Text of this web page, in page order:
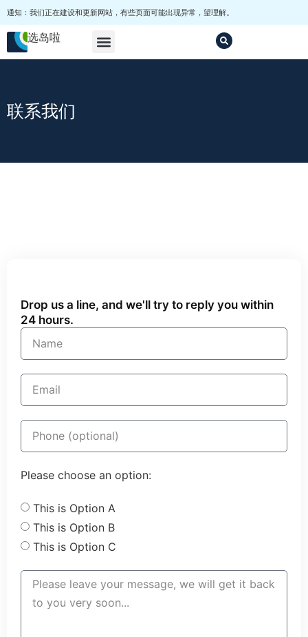
通知：我们正在建设和更新网站，有些页面可能出现异常，望理解。
选岛啦
联系我们
Drop us a line, and we'll try to reply you within
24 hours.
Please choose an option:
This is Option A
This is Option B
This is Option C